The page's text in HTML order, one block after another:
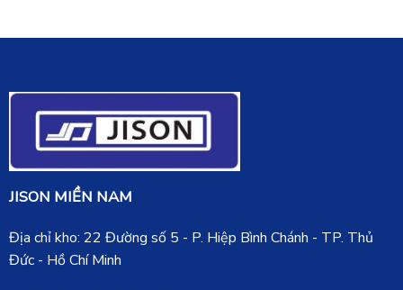
JISON MIỀN NAM
Địa chỉ kho: 22 Đường số 5 - P. Hiệp Bình Chánh - TP. Thủ
Đức - Hồ Chí Minh